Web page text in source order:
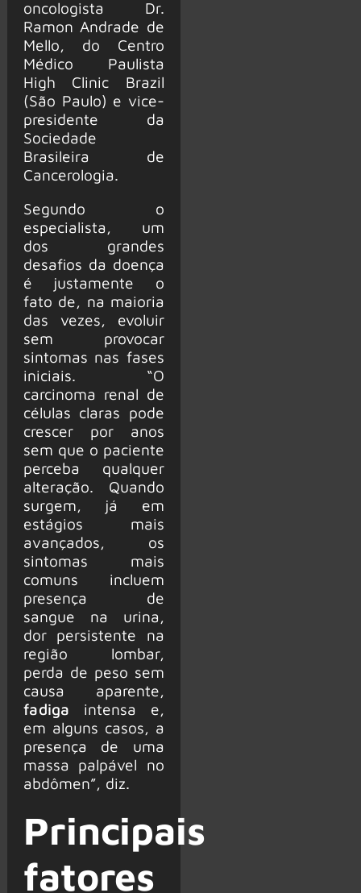
oncologista Dr.
Ramon Andrade de
Mello, do Centro
Médico Paulista
High Clinic Brazil
(São Paulo) e vice-
presidente da
Sociedade
Brasileira de
Cancerologia.
Segundo o
especialista, um
dos grandes
desafios da doença
é justamente o
fato de, na maioria
das vezes, evoluir
sem provocar
sintomas nas fases
iniciais. “O
carcinoma renal de
células claras pode
crescer por anos
sem que o paciente
perceba qualquer
alteração. Quando
surgem, já em
estágios mais
avançados, os
sintomas mais
comuns incluem
presença de
sangue na urina,
dor persistente na
região lombar,
perda de peso sem
causa aparente,
fadiga intensa e,
em alguns casos, a
presença de uma
massa palpável no
abdômen”, diz.
Principais
fatores